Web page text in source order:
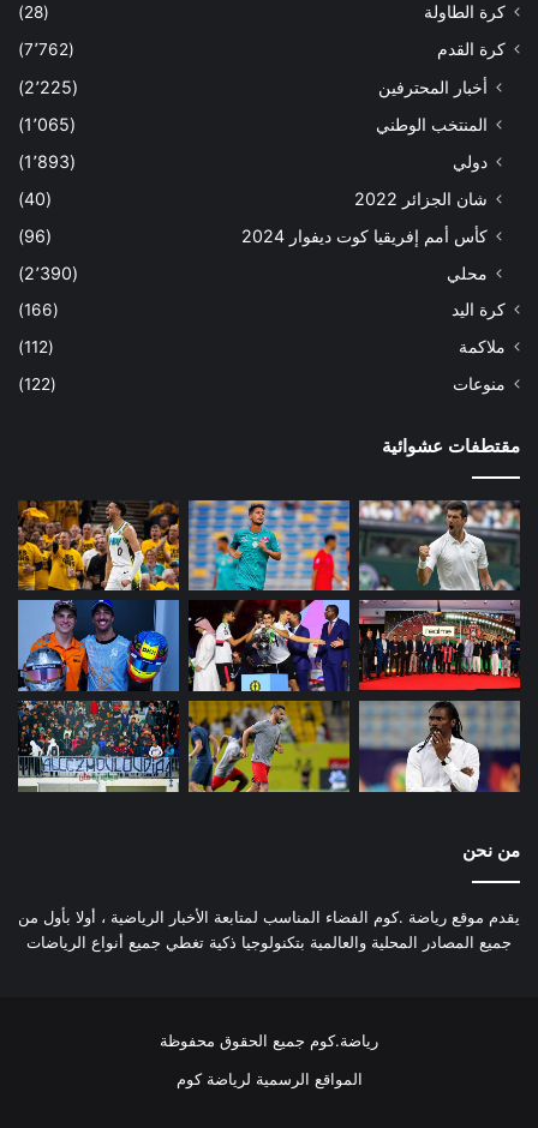
كرة الطاولة
(28)
كرة القدم
(7٬762)
أخبار المحترفين
(2٬225)
المنتخب الوطني
(1٬065)
دولي
(1٬893)
شان الجزائر 2022
(40)
كأس أمم إفريقيا كوت ديفوار 2024
(96)
محلي
(2٬390)
كرة اليد
(166)
ملاكمة
(112)
منوعات
(122)
مقتطفات عشوائية
من نحن
يقدم موقع رياضة .كوم الفضاء المناسب لمتابعة الأخبار الرياضية ، أولا بأول من
جميع المصادر المحلية والعالمية بتكنولوجيا ذكية تغطي جميع أنواع الرياضات
رياضة.كوم جميع الحقوق محفوظة
المواقع الرسمية لرياضة كوم